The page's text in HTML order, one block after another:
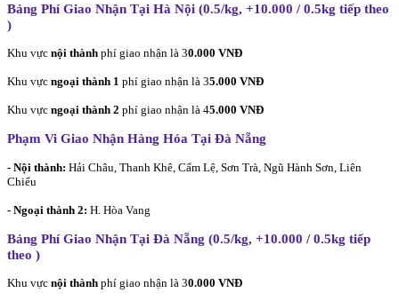
Bảng Phí Giao Nhận Tại Hà Nội (0.5/kg, +10.000 / 0.5kg tiếp theo
)
Khu vực nội thành phí giao nhận là 30.000 VNĐ
Khu vực ngoại thành 1 phí giao nhận là 35.000 VNĐ
Khu vực ngoại thành 2 phí giao nhận là 45.000 VNĐ
Phạm Vi Giao Nhận Hàng Hóa Tại Đà Nẵng
- Nội thành: Hải Châu, Thanh Khê, Cẩm Lệ, Sơn Trà, Ngũ Hành Sơn, Liên
Chiểu
- Ngoại thành 2: H. Hòa Vang
Bảng Phí Giao Nhận Tại Đà Nẵng (0.5/kg, +10.000 / 0.5kg tiếp
theo )
Khu vực nội thành phí giao nhận là 30.000 VNĐ